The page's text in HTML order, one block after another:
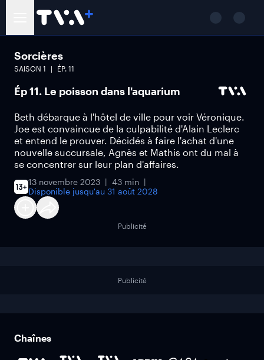
Sorcières
SAISON 1 ÉP. 11
Ép 11. Le poisson dans l'aquarium
Beth débarque à l'hôtel de ville pour voir Véronique.
Joe est convaincue de la culpabilité d'Alain Leclerc
et entend le prouver. Décidés à faire l'achat d'une
nouvelle succursale, Agnès et Mathis ont du mal à
se concentrer sur leur plan d'affaires.
13 novembre 2023
43 min
Disponible jusqu'au 31 août 2028
Publicité
Publicité
Chaînes